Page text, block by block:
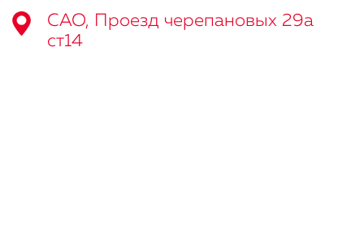
САО, Проезд черепановых 29а
ст14